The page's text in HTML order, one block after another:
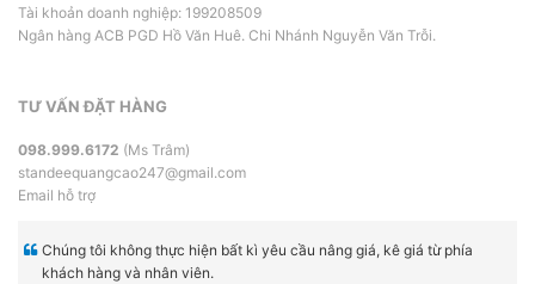
Tài khoản doanh nghiệp: 199208509
Ngân hàng ACB PGD Hồ Văn Huê. Chi Nhánh Nguyễn Văn Trỗi.
TƯ VẤN ĐẶT HÀNG
098.999.6172 (Ms Trâm)
standeequangcao247@gmail.com
Email hỗ trợ
Chúng tôi không thực hiện bất kì yêu cầu nâng giá, kê giá từ phía
khách hàng và nhân viên.